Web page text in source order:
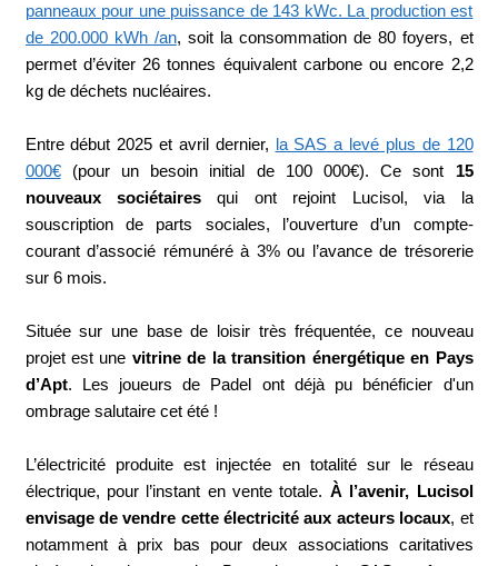
panneaux pour une puissance de 143 kWc. La production est
de 200.000 kWh /an, soit la consommation de 80 foyers, et
permet d’éviter 26 tonnes équivalent carbone ou encore 2,2
kg de déchets nucléaires.
Entre début 2025 et avril dernier, la SAS a levé plus de 120
000€(pour un besoin initial de 100 000€). Ce sont 15
nouveaux sociétairesqui ont rejoint Lucisol, via la
souscription de parts sociales, l’ouverture d’un compte-
courant d’associé rémunéré à 3% ou l’avance de trésorerie
sur 6 mois.
Située sur une base de loisir très fréquentée, ce nouveau
projet est une vitrine de la transition énergétique en Pays
d’Apt. Les joueurs de Padel ont déjà pu bénéficier d'un
ombrage salutaire cet été !
L’électricité produite est injectée en totalité sur le réseau
électrique, pour l’instant en vente totale. À l’avenir, Lucisol
envisage de vendre cette électricité aux acteurs locaux, et
notamment à prix bas pour deux associations caritatives